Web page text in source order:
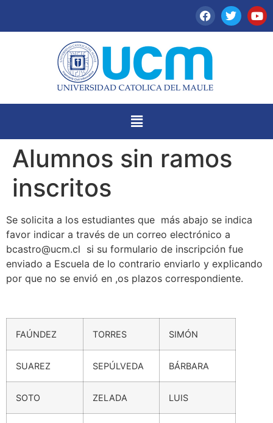
Alumnos sin ramos
inscritos
Se solicita a los estudiantes que más abajo se indica
favor indicar a través de un correo electrónico a
bcastro@ucm.cl si su formulario de inscripción fue
enviado a Escuela de lo contrario enviarlo y explicando
por que no se envió en ,os plazos correspondiente.
FAÚNDEZ TORRES SIMÓN
SUAREZ SEPÚLVEDA BÁRBARA
SOTO ZELADA LUIS